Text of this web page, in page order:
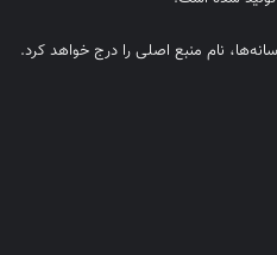
نام منبع اصلی را درج خواهد کرد.